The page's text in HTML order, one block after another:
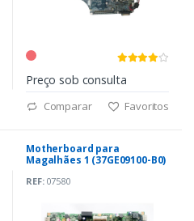
Preço sob consulta
Comparar Favoritos
Motherboard para
Magalhães 1 (37GE09100-B0)
REF:07580